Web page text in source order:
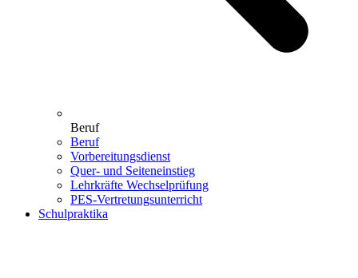
Beruf
Beruf
Vorbereitungsdienst
Quer- und Seiteneinstieg
Lehrkräfte Wechselprüfung
PES-Vertretungsunterricht
Schulpraktika